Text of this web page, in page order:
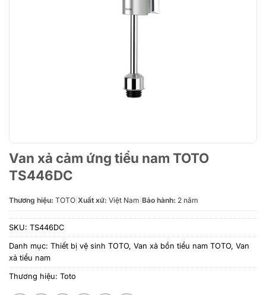
Van xả cảm ứng tiểu nam TOTO
TS446DC
Thương hiệu: TOTO Xuất xứ: Việt Nam Bảo hành: 2 năm
SKU: TS446DC
Danh mục: Thiết bị vệ sinh TOTO, Van xả bồn tiểu nam TOTO, Van
xả tiểu nam
Thương hiệu: Toto